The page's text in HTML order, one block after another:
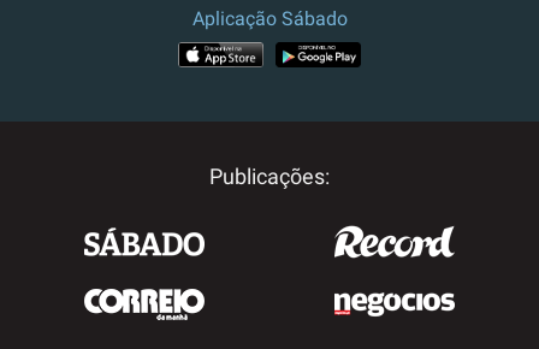
Aplicação Sábado
Publicações: